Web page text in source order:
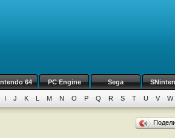
64 PC Engine Sega
I J K L M N O P Q R S T U V W